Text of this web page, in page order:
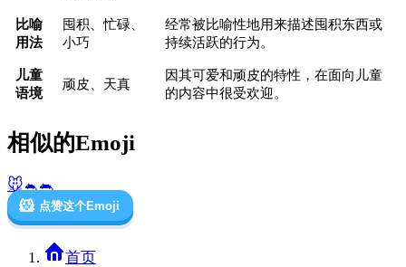
比喻
用法
囤积、忙碌、
小巧
经常被比喻性地用来描述囤积东西或
持续活跃的行为。
儿童
语境
顽皮、天真
因其可爱和顽皮的特性，在面向儿童
的内容中很受欢迎。
相似的Emoji
🐭🐁🐀
🐹 点赞这个Emoji
首页